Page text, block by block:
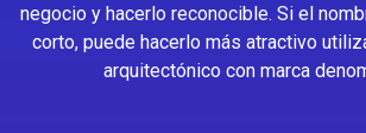
negocio y hacerlo reconocible. Si el
corto, puede hacerlo más atractivo
arquitectónico con marca